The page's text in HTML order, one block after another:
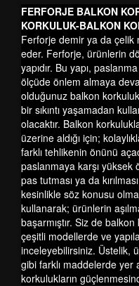
FERFORJE BALKON
KORKULUK-BALKON
Ferforje demir ya da çelik
eder. Ferforje, ürünlerin
yapıdır. Bu yapı,
ölçüde önlem almaya
olduğunuz balkon
bir sıkıntı yaşamadan
olacaktır. Balkon
üzerine aldığı için;
farklı tehlikenin önünü
paslanmaya karşı yüksek
pas tutması ya da
kesinlikle söz konusu
kullanarak; ürünlerin
başarmıştır. Siz de
çeşitli modellerde ve
inceleyebilirsiniz. Üstelik,
gibi farklı maddelerde yer
korkulukların